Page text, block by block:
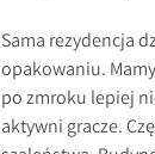
Sama rezydencja
opakowaniu.
po zmroku lepiej
aktywni gracze.